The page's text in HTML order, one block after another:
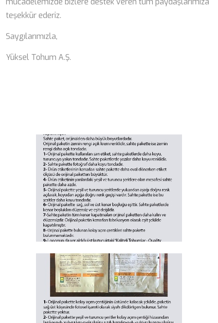
teşekkür ederiz.
Saygılarımızla,
Yüksel Tohum A.Ş.